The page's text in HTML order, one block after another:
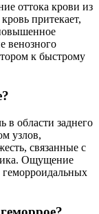
оттока крови из
притекает,
венозного
к быстрому
в области заднего
узлов,
связанные с
Ощущение
геморроидальных